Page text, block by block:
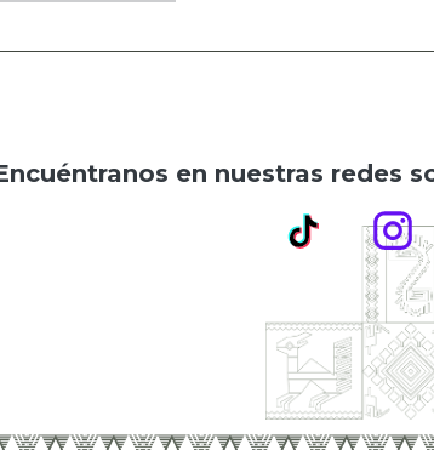
en nuestras redes